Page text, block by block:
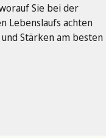
Sie bei der
Lebenslaufs achten
Stärken am besten